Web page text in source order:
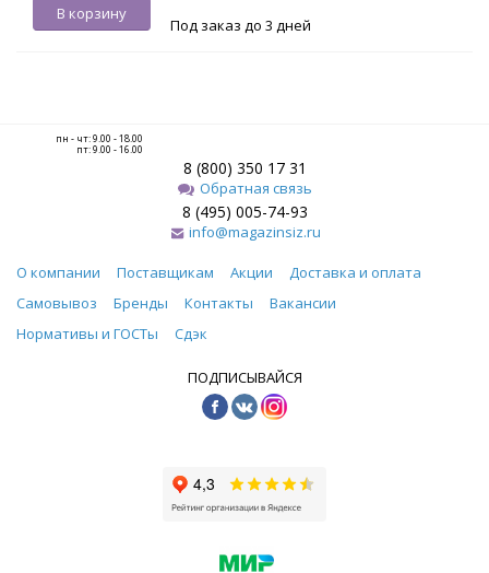
В корзину
Под заказ до 3 дней
пн - чт: 9.00 - 18.00
пт: 9.00 - 16.00
8 (800) 350 17 31
Обратная связь
8 (495) 005-74-93
info@magazinsiz.ru
О компании Поставщикам Акции
Доставка и оплата
Самовывоз
Бренды Контакты
Вакансии
Нормативы и ГОСТы
Сдэк
ПОДПИСЫВАЙСЯ